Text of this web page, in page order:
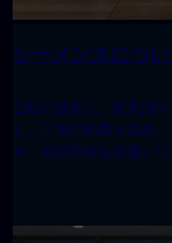
シーメンスにつ
当社の技術は、産業用
し、工場の効率を高め
せ、持続可能な交通ソ